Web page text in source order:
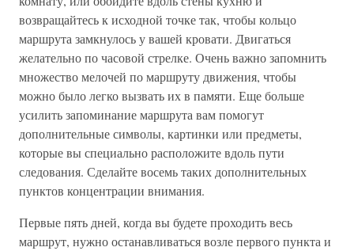
возвращайтесь к исходной точке так, чтобы кольцо
маршрута замкнулось у вашей кровати. Двигаться
желательно по часовой стрелке. Очень важно запомнить
множество мелочей по маршруту движения, чтобы
можно было легко вызвать их в памяти. Еще больше
усилить запоминание маршрута вам помогут
дополнительные символы, картинки или предметы,
которые вы специально расположите вдоль пути
следования. Сделайте восемь таких дополнительных
пунктов концентрации внимания.
Первые пять дней, когда вы будете проходить весь
маршрут, нужно останавливаться возле первого пункта и